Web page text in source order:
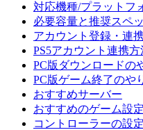
対応機種/プラットフ
必要容量と推奨スペ
アカウント登録・連
PS5アカウント連携方
PC版ダウンロードの
PC版ゲーム終了のや
おすすめサーバー
おすすめのゲーム設定
コントローラーの設